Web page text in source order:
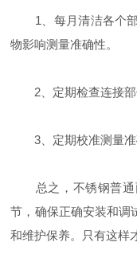
1、每月清洁各个部
物影响测量准确性。
2、定期检查连接部
3、定期校准测量准
总之，不锈钢普通
节，确保正确安装和调
和维护保养。只有这样